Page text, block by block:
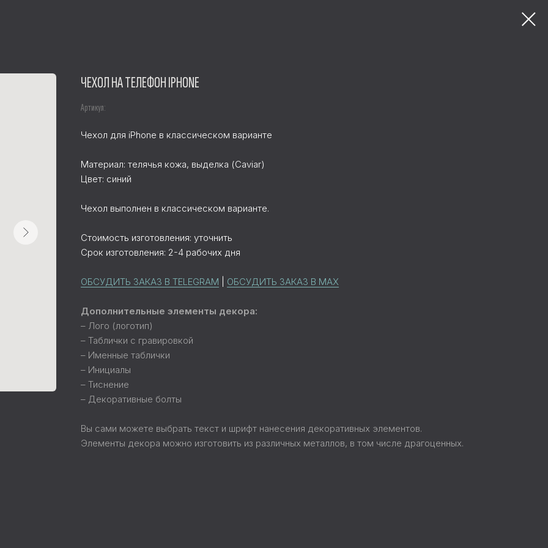
ЧЕХОЛ НА ТЕЛЕФОН IPHONE
Артикул:
Чехол для iPhone в классическом варианте
Материал: телячья кожа, выделка (Caviar)
Цвет: синий
Чехол выполнен в классическом варианте.
Стоимость изготовления: уточнить
Срок изготовления: 2-4 рабочих дня
ОБСУДИТЬ ЗАКАЗ В TELEGRAM ОБСУДИТЬ ЗАКАЗ В MAX
Дополнительные элементы декора:
– Лого (логотип)
– Таблички с гравировкой
– Именные таблички
– Инициалы
– Тиснение
– Декоративные болты
Вы сами можете выбрать текст и шрифт нанесения декоративных элементов.
Элементы декора можно изготовить из различных металлов, в том числе драгоценных.